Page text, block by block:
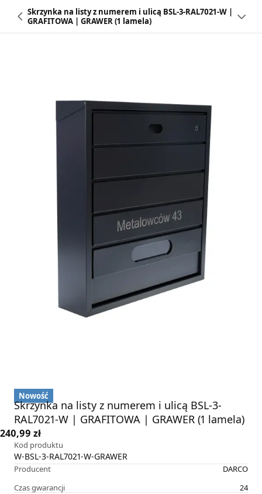
Skrzynka na listy z numerem i ulicą BSL-3-RAL7021-W |
GRAFITOWA | GRAWER (1 lamela)
Nowość
Skrzynka na listy z numerem i ulicą BSL-3-
RAL7021-W | GRAFITOWA | GRAWER (1 lamela)
240,99 zł
Kod produktu
W-BSL-3-RAL7021-W-GRAWER
Producent
DARCO
Czas gwarancji
24